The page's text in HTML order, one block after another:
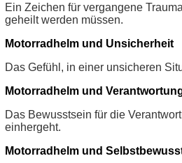
Ein Zeichen für vergangene
geheilt werden müssen.
Motorradhelm und Unsicherheit
Das Gefühl, in einer unsicheren
Motorradhelm und
Das Bewusstsein für die
einhergeht.
Motorradhelm und